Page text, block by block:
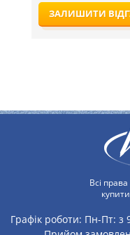
ЗАЛИШИТИ
Всі
Графік роботи: Пн-Пт: з